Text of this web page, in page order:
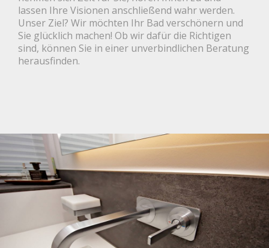
lassen Ihre Visionen anschließend wahr werden.
Unser Ziel? Wir möchten Ihr Bad verschönern und
Sie glücklich machen! Ob wir dafür die Richtigen
sind, können Sie in einer unverbindlichen Beratung
herausfinden.